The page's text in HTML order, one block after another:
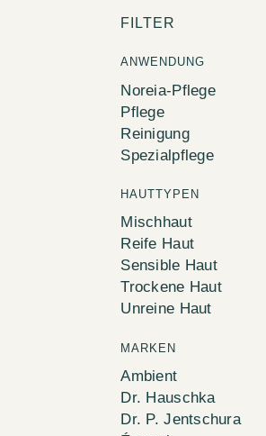
FILTER
ANWENDUNG
Noreia-Pflege
Pflege
Reinigung
Spezialpflege
HAUTTYPEN
Mischhaut
Reife Haut
Sensible Haut
Trockene Haut
Unreine Haut
MARKEN
Ambient
Dr. Hauschka
Dr. P. Jentschura